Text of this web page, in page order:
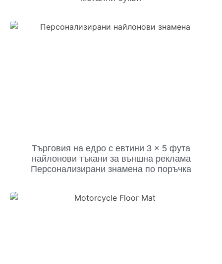
Търговия на едро с евтини 3 × 5 фута
найлонови тъкани за външна реклама
Персонализирани знамена по поръчка